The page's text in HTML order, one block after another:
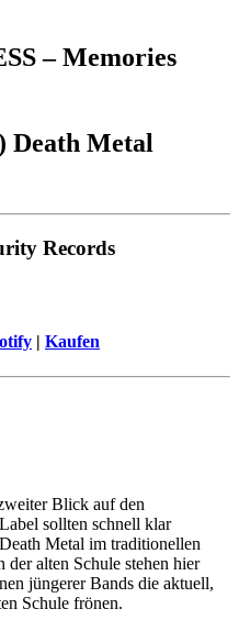
– Memories
Death Metal
Records
| Kaufen
Blick auf den
sollten schnell klar
Metal im traditionellen
alten Schule stehen hier
jüngerer Bands die aktuell,
Schule frönen.